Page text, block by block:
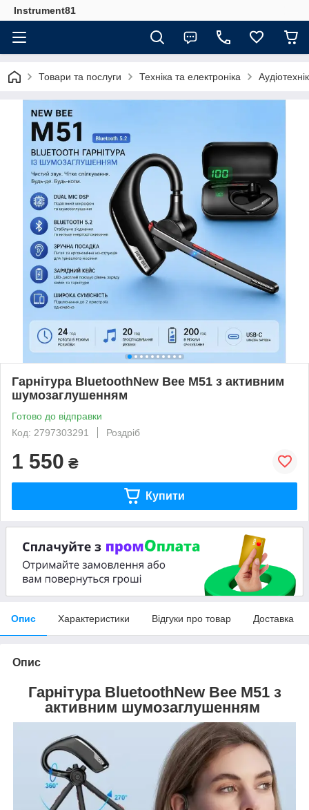
Instrument81
Товари та послуги Техніка та електроніка
Гарнітура BluetoothNew Bee M51 з активним
шумозаглушенням
Готово до відправки
Код: 2797303291
Роздріб
1 550 ₴
Купити
Опис Характеристики Відгуки про товар Доставка
Опис
Гарнітура BluetoothNew Bee M51 з
активним шумозаглушенням